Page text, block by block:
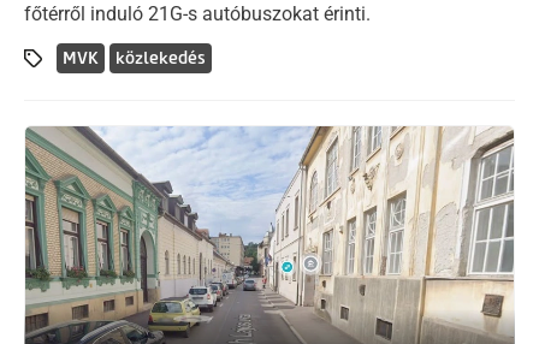
főtérről induló 21G-s autóbuszokat érinti.
MVK közlekedés